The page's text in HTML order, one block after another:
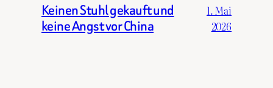
Keinen Stuhl gekauft und
keine Angst vor China
1. Mai
2026